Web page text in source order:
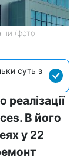
(фото:
суть з
В його
у 22